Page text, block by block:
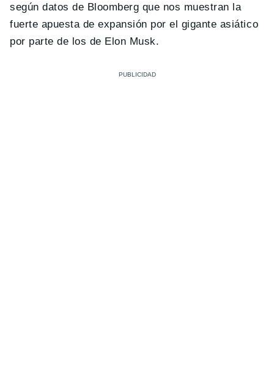
según datos de Bloomberg que nos muestran la
fuerte apuesta de expansión por el gigante asiático
por parte de los de Elon Musk.